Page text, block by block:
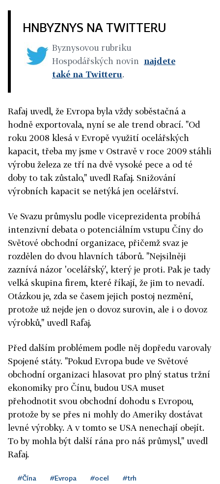
HNBYZNYS NA TWITTERU
Byznysovou rubriku
Hospodářských novin najdete
také na Twitteru.
Rafaj uvedl, že Evropa byla vždy soběstačná a
hodně exportovala, nyní se ale trend obrací. "Od
roku 2008 klesá v Evropě využití ocelářských
kapacit, třeba my jsme v Ostravě v roce 2009 stáhli
výrobu železa ze tří na dvě vysoké pece a od té
doby to tak zůstalo," uvedl Rafaj. Snižování
výrobních kapacit se netýká jen ocelářství.
Ve Svazu průmyslu podle viceprezidenta probíhá
intenzivní debata o potenciálním vstupu Číny do
Světové obchodní organizace, přičemž svaz je
rozdělen do dvou hlavních táborů. "Nejsilněji
zaznívá názor 'ocelářský', který je proti. Pak je tady
velká skupina firem, které říkají, že jim to nevadí.
Otázkou je, zda se časem jejich postoj nezmění,
protože už nejde jen o dovoz surovin, ale i o dovoz
výrobků," uvedl Rafaj.
Před dalším problémem podle něj dopředu varovaly
Spojené státy. "Pokud Evropa bude ve Světové
obchodní organizaci hlasovat pro plný status tržní
ekonomiky pro Čínu, budou USA muset
přehodnotit svou obchodní dohodu s Evropou,
protože by se přes ni mohly do Ameriky dostávat
levné výrobky. A v tomto se USA nenechají obejít.
To by mohla být další rána pro náš průmysl," uvedl
Rafaj.
#Čína #Evropa #ocel #trh